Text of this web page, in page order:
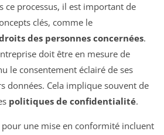
ce processus, il est important de
clés, comme le
des personnes concernées.
doit être en mesure de
le consentement éclairé de ses
données. Cela implique souvent de
politiques de confidentialité.
pour une mise en conformité incluent